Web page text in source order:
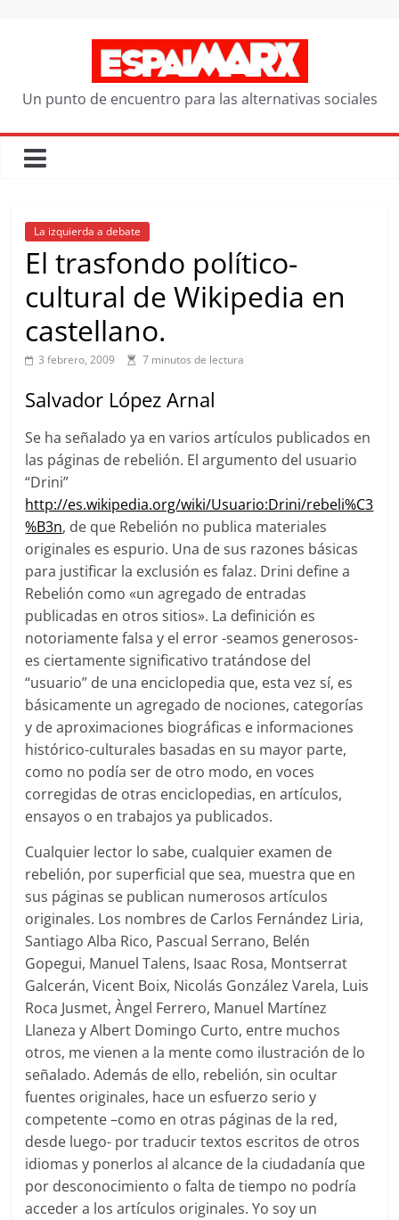
Un punto de encuentro para las alternativas sociales
La izquierda a debate
El trasfondo político-
cultural de Wikipedia en
castellano.
3 febrero, 2009 7 minutos de lectura
Salvador López Arnal
Se ha señalado ya en varios artículos publicados en
las páginas de rebelión. El argumento del usuario
“Drini”
http://es.wikipedia.org/wiki/Usuario:Drini/rebeli%C3
%B3n, de que Rebelión no publica materiales
originales es espurio. Una de sus razones básicas
para justificar la exclusión es falaz. Drini define a
Rebelión como «un agregado de entradas
publicadas en otros sitios». La definición es
notoriamente falsa y el error -seamos generosos-
es ciertamente significativo tratándose del
“usuario” de una enciclopedia que, esta vez sí, es
básicamente un agregado de nociones, categorías
y de aproximaciones biográficas e informaciones
histórico-culturales basadas en su mayor parte,
como no podía ser de otro modo, en voces
corregidas de otras enciclopedias, en artículos,
ensayos o en trabajos ya publicados.
Cualquier lector lo sabe, cualquier examen de
rebelión, por superficial que sea, muestra que en
sus páginas se publican numerosos artículos
originales. Los nombres de Carlos Fernández Liria,
Santiago Alba Rico, Pascual Serrano, Belén
Gopegui, Manuel Talens, Isaac Rosa, Montserrat
Galcerán, Vicent Boix, Nicolás González Varela, Luis
Roca Jusmet, Àngel Ferrero, Manuel Martínez
Llaneza y Albert Domingo Curto, entre muchos
otros, me vienen a la mente como ilustración de lo
señalado. Además de ello, rebelión, sin ocultar
fuentes originales, hace un esfuerzo serio y
competente –como en otras páginas de la red,
desde luego- por traducir textos escritos de otros
idiomas y ponerlos al alcance de la ciudadanía que
por desconocimiento o falta de tiempo no podría
acceder a los artículos originales. Yo soy un